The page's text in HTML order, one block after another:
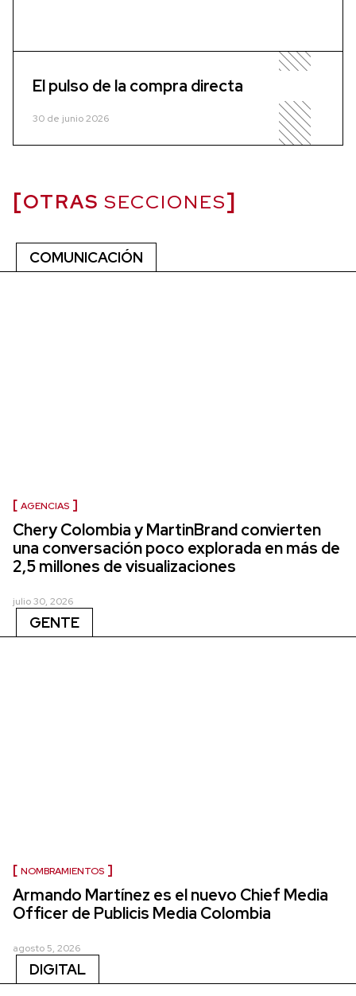
El pulso de la compra directa
30 de junio 2026
OTRAS SECCIONES
COMUNICACIÓN
AGENCIAS
Chery Colombia y MartinBrand convierten
una conversación poco explorada en más de
2,5 millones de visualizaciones
julio 30, 2026
GENTE
NOMBRAMIENTOS
Armando Martínez es el nuevo Chief Media
Officer de Publicis Media Colombia
agosto 5, 2026
DIGITAL